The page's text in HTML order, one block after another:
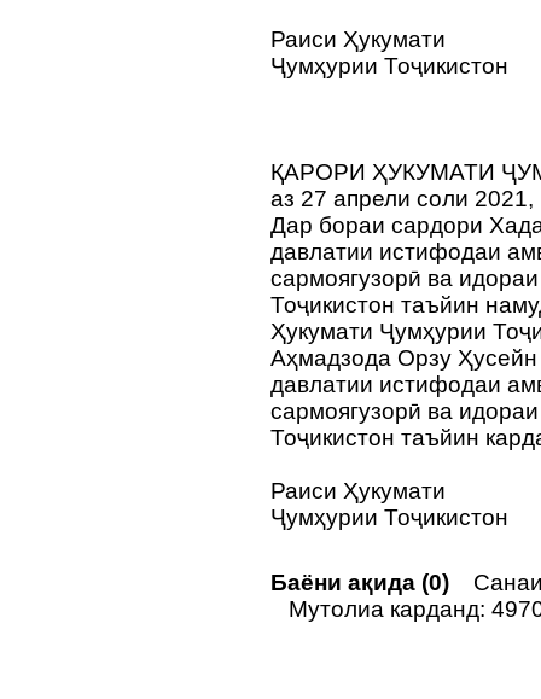
Раиси Ҳукумати
Ҷумҳурии Тоҷикистон
ҚАРОРИ ҲУКУМАТИ
аз 27 апрели соли
Дар бораи сардори
давлатии истифодаи
сармоягузорӣ ва
Тоҷикистон таъйин
Ҳукумати Ҷумҳурии
Аҳмадзода Орзу
давлатии истифодаи
сармоягузорӣ ва
Тоҷикистон таъйин
Раиси Ҳукумати
Ҷумҳурии Тоҷикистон
Баёни ақида (0)
Мутолиа карданд: